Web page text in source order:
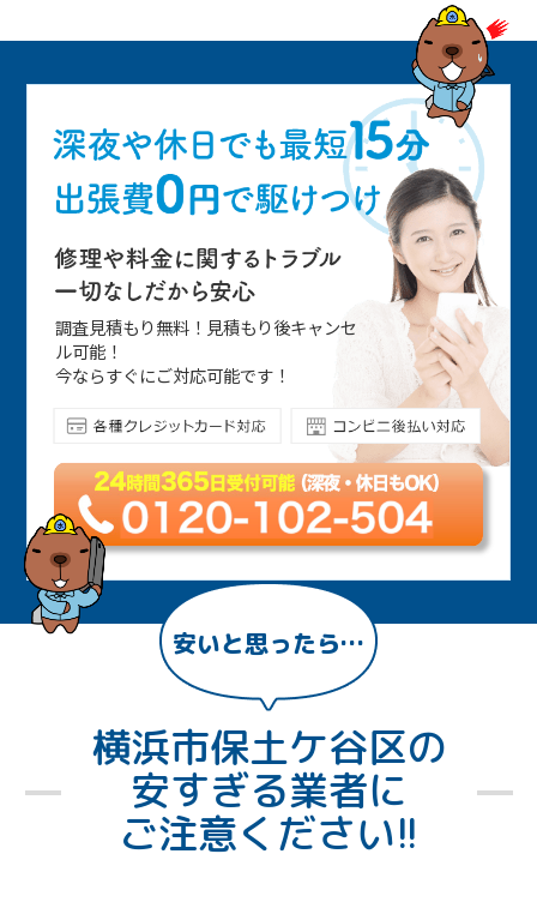
水漏れが発生している…こうした症状はあり
ませんか？もし気になるサインが見られた
ら、早めの対処が肝心です。放置すれば状況
が悪化し、大規模な修理が必要になること
も。トイレの異変に気づいたら、水道局指定
工事店に相談して早めに修理を依頼すること
が大切です。
横浜市保土ケ谷区エリアも、2月に入り冬の兆
しを感じるようになりました。衣替えや掃除
などで忙しくしているかと思いますが、ご家
庭や会社のトイレで何かしらの不具合を抱え
ていたりしませんか？実は、寒い季節になる
とトイレのつまりが起こりやすくなるので
す。異音や異臭、水漏れなどが生じた際に
は、早めの対処が大切です。冬になると、つ
まりがより悪化する恐れがあるからです。な
ぜ冬につまりが生じやすいのかというと、気
温の低下に伴い水が冷たくなり、紙や排泄物
が硬くなったり、水に溶けにくくなるため、
排水管内でつまりを引き起こしやすくなるの
です。ですから、現時点でトイレの様子がお
かしいなら早めの修理がおすすめです。横浜
市保土ケ谷区には、24時間いつでも駆けつけ
られる水道局指定工事店などもございます。
違和感・異変・不具合は小さなうちに直すこ
とが、修理費用を安く抑えることにも繋がり
ます。
調査見積もり無料！見積もり後キャンセ
ル可能！
今ならすぐにご対応可能です！
安いと思ったら…
横浜市保土ケ谷区の
安すぎる業者に
ご注意ください!!